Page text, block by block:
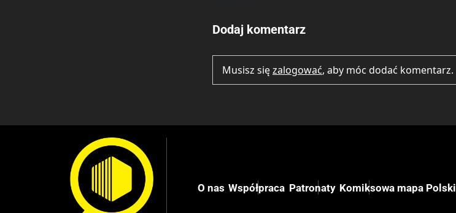
Dodaj komentarz
Musisz sięzalogować, aby móc dodać komentarz.
O nas Współpraca Patronaty Komiksowa mapa Polski